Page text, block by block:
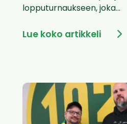
lopputurnaukseen, joka...
Lue koko artikkeli